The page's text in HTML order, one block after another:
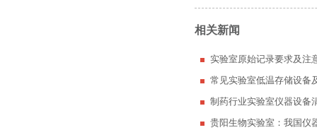
相关新闻
实验室原始记录要求及注
常见实验室低温存储设备
制药行业实验室仪器设备
贵阳生物实验室：我国仪